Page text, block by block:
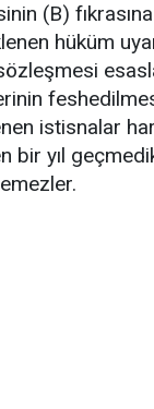
(B)
hüküm
istisnalar
yıl